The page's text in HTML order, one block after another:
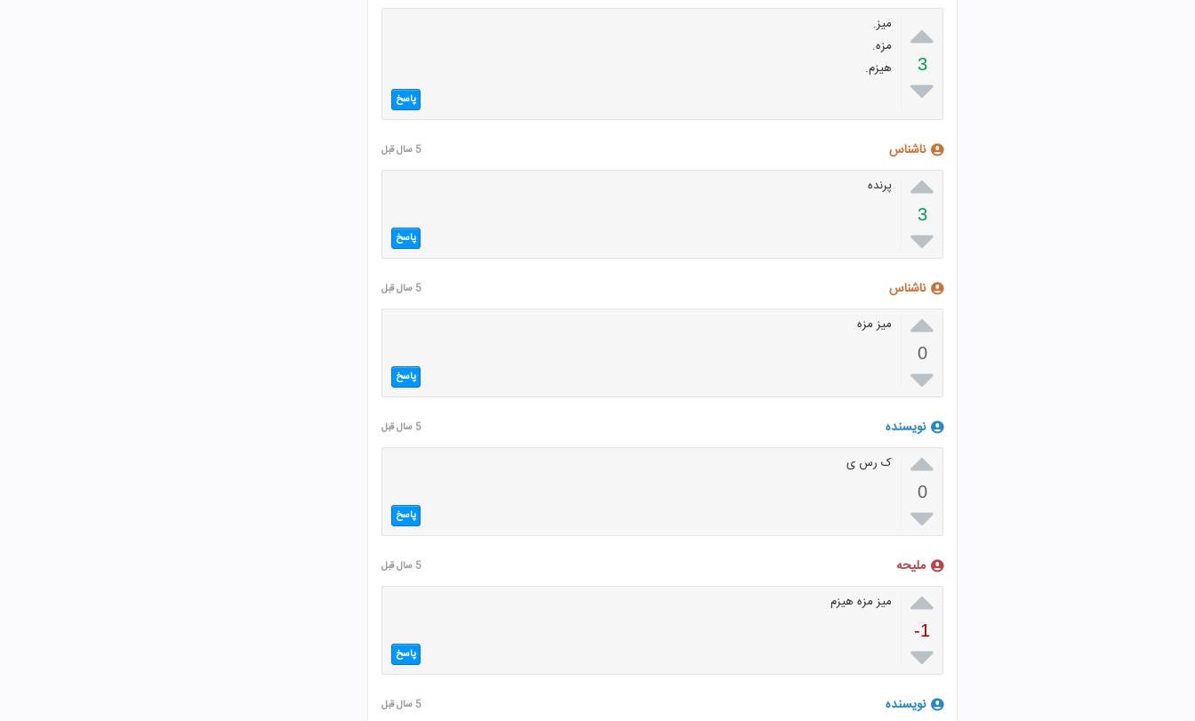

3

میز.
مزه.
هیزم.
پاسخ
ناشناس 5 سال قبل

3

پرنده
پاسخ
ناشناس 5 سال قبل

0

میز مزه
پاسخ
نویسنده 5 سال قبل

0

ک رس ی
پاسخ
ملیحه 5 سال قبل

-1

میز مزه هیزم
پاسخ
نویسنده 5 سال قبل